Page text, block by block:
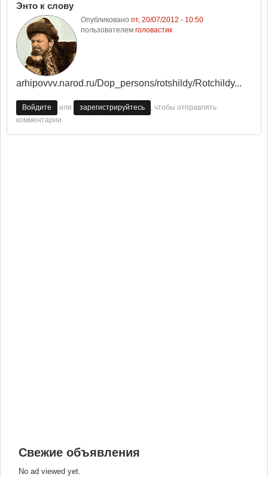
Энто к слову
Опубликовано пт, 20/07/2012 - 10:50
пользователем головастик
arhipovvv.narod.ru/Dop_persons/rotshildy/Rotchildy...
Войдите или зарегистрируйтесь
, чтобы отправлять
комментарии
Свежие объявления
No ad viewed yet.